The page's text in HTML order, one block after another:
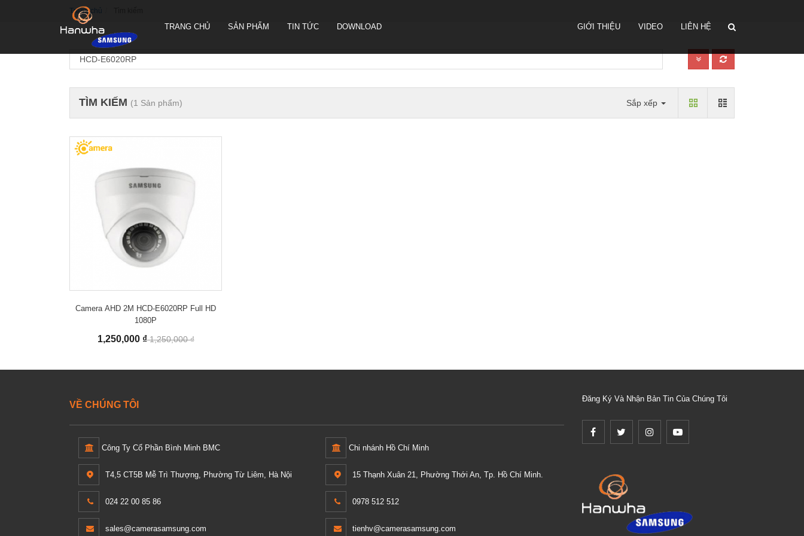
TRANG CHỦ SẢN PHẨM
CAMERA QUAY QUYÉT PTZ
TRUEN HÀN QUỐC
CAMERA THÂN TRUEN HÀN
HÀN QUỐC
HÌNH SONBS
TIN TỨC DOWNLOAD GIỚI THIỆU VIDEO LIÊN HỆ
Trang chủ
TÌM KIẾM (1 Sản phẩm) Sắp xếp
Camera AHD 2M HCD-E6020RP Full HD
1080P
1,250,000 ₫1,250,000 ₫
VỀ CHÚNG TÔI
Công Ty Cổ Phần Bình Minh BMC
T4,5 CT5B Mễ Trì Thượng, Phường Từ Liêm, Hà Nội
024 22 00 85 86
sales@camerasamsung.com
Chi nhánh Hồ Chí Minh
15 Thạnh Xuân 21, Phường Thới An, Tp. Hồ Chí Minh.
0978 512 512
tienhv@camerasamsung.com
Đăng Ký Và Nhận Bản Tin Của Chúng Tôi